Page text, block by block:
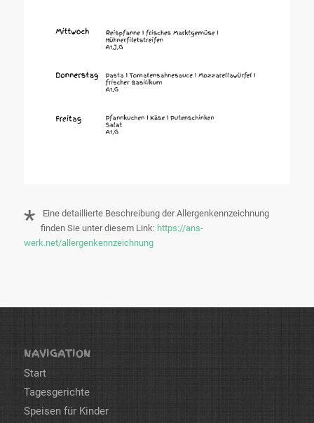
*
Eine detaillierte Beschreibung der Allergenkennzeichnung
finden Sie unter diesem Link: https://ans-
werk.net/allergenkennzeichnung
NAVIGATION
Start
Tagesgerichte
Speisen für Kinder